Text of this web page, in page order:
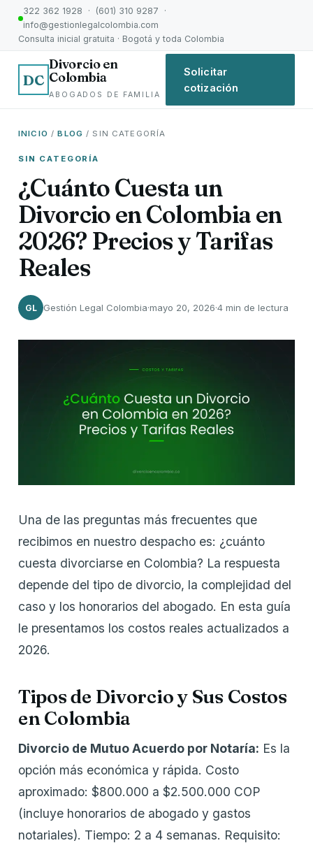
322 362 1928 · (601) 310 9287 ·
info@gestionlegalcolombia.com
Consulta inicial gratuita · Bogotá y toda Colombia
DC
Divorcio en
Colombia
ABOGADOS DE FAMILIA
Solicitar
cotización
INICIO /BLOG / SIN CATEGORÍA
SIN CATEGORÍA
¿Cuánto Cuesta un
Divorcio en Colombia en
2026? Precios y Tarifas
Reales
GL Gestión Legal Colombia·mayo 20, 2026·4 min de lectura
Una de las preguntas más frecuentes que
recibimos en nuestro despacho es: ¿cuánto
cuesta divorciarse en Colombia? La respuesta
depende del tipo de divorcio, la complejidad del
caso y los honorarios del abogado. En esta guía
le presentamos los costos reales actualizados a
2026.
Tipos de Divorcio y Sus Costos
en Colombia
Divorcio de Mutuo Acuerdo por Notaría: Es la
opción más económica y rápida. Costo
aproximado: $800.000 a $2.500.000 COP
(incluye honorarios de abogado y gastos
notariales). Tiempo: 2 a 4 semanas. Requisito: